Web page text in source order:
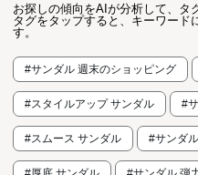
お探しの傾向をAIが分析して、タ
タグをタップすると、キーワード
す。
#サンダル 週末のショッピング
#スタイルアップ サンダル #
#スムース サンダル #サンダ